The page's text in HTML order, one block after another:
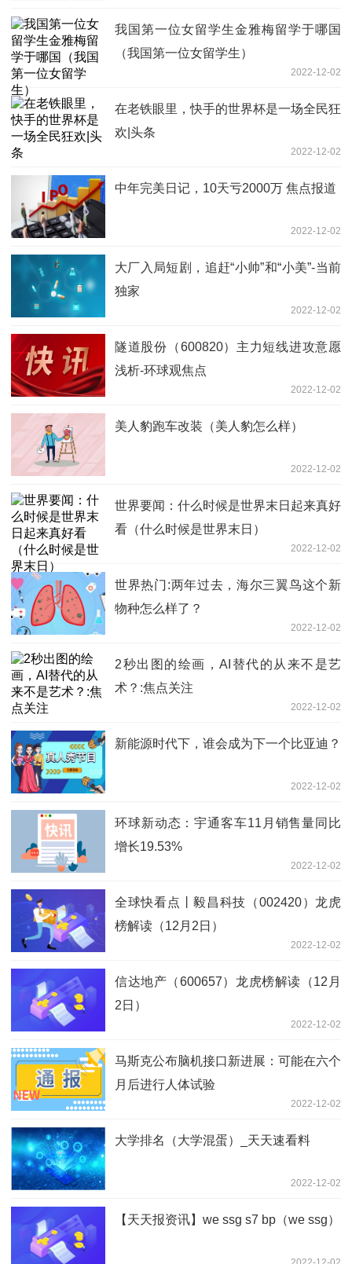
我国第一位女留学生金雅梅留学于哪国
（我国第一位女留学生）
2022-12-02
在老铁眼里，快手的世界杯是一场全民狂
欢|头条
2022-12-02
中年完美日记，10天亏2000万 焦点报道
2022-12-02
大厂入局短剧，追赶“小帅”和“小美”-当前
独家
2022-12-02
隧道股份（600820）主力短线进攻意愿
浅析-环球观焦点
2022-12-02
美人豹跑车改装（美人豹怎么样）
2022-12-02
世界要闻：什么时候是世界末日起来真好
看（什么时候是世界末日）
2022-12-02
世界热门:两年过去，海尔三翼鸟这个新
物种怎么样了？
2022-12-02
2秒出图的绘画，AI替代的从来不是艺
术？:焦点关注
2022-12-02
新能源时代下，谁会成为下一个比亚迪？
2022-12-02
环球新动态：宇通客车11月销售量同比
增长19.53%
2022-12-02
全球快看点丨毅昌科技（002420）龙虎
榜解读（12月2日）
2022-12-02
信达地产（600657）龙虎榜解读（12月
2日）
2022-12-02
马斯克公布脑机接口新进展：可能在六个
月后进行人体试验
2022-12-02
大学排名（大学混蛋）_天天速看料
2022-12-02
【天天报资讯】we ssg s7 bp（we ssg）